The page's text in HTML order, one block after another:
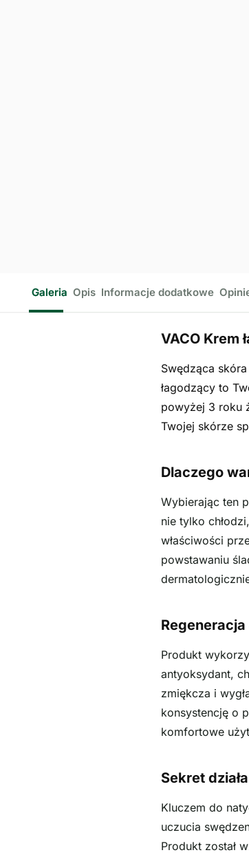
Galeria Opis Informacje dodatkowe
VACO Krem
Swędząca
łagodzący to
powyżej 3 roku
Twojej skórze
Dlaczego
Wybierając ten
nie tylko
właściwości
powstawaniu
Produkt
antyoksydant,
zmiękcza i
konsystencję o
komfortowe
Sekret
Kluczem do
uczucia
Produkt został